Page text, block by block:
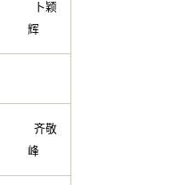
卜颖
辉
齐敬
峰